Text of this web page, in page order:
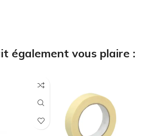
également vous plaire :